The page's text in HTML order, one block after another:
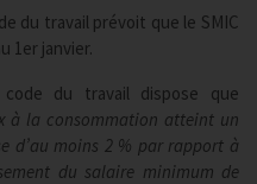
du travail prévoit que le SMIC
1er janvier.
code du travail dispose que
à la consommation atteint un
d’au moins 2 % par rapport à
du salaire minimum de